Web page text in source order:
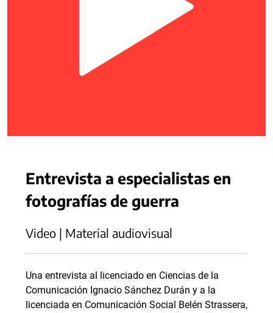
Entrevista a especialistas en
fotografías de guerra
Video | Material audiovisual
Una entrevista al licenciado en Ciencias de la
Comunicación Ignacio Sánchez Durán y a la
licenciada en Comunicación Social Belén Strassera,